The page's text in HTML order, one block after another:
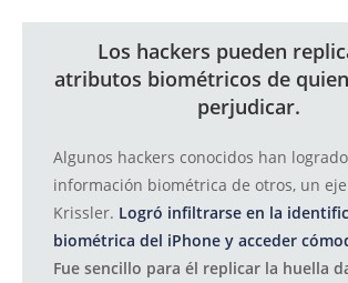
Los hackers pueden
atributos biométricos de
perjudicar.
Algunos hackers conocidos han
información biométrica de otros, un
Krissler. Logró infiltrarse en la
biométrica del iPhone y acceder
Fue sencillo para él replicar la huella